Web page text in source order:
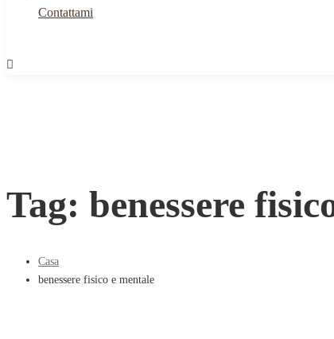
Contattami
Tag: benessere
Casa
benessere fisico e mentale